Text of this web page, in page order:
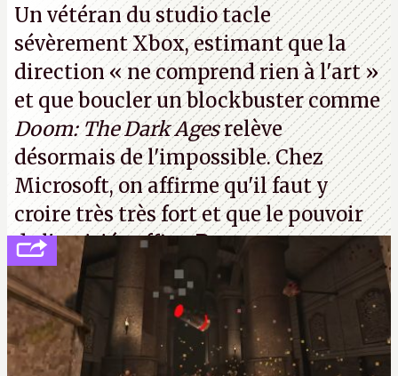
Un vétéran du studiotacle
sévèrement Xbox, estimant que la
direction« ne comprend rien à l'art »
et que boucler un blockbuster comme
Doom: The Dark Agesrelève
désormais de l'impossible. Chez
Microsoft, on affirme qu'il faut y
croire très très fort et que le pouvoir
de l'amitié suffira.P.